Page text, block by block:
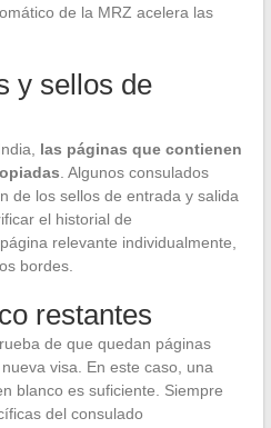
de la MRZ acelera las
y sellos de
las páginas que contienen
. Algunos consulados
de los sellos de entrada y salida
el historial de
relevante individualmente,
bordes.
restantes
de que quedan páginas
visa. En este caso, una
blanco es suficiente. Siempre
del consulado